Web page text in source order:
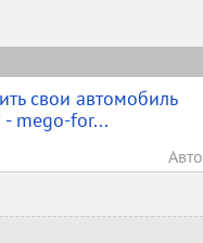
свои автомобиль
- mego-for...
Авто